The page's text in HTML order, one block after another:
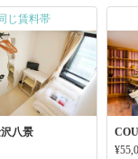
じ賃料帯
八景